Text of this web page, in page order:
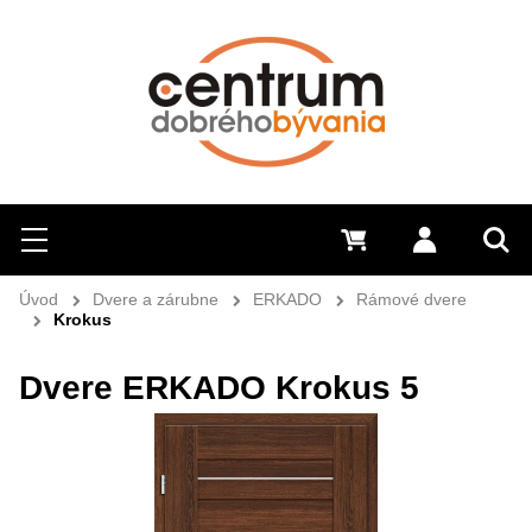
Hľadať
Menu Prihlásiť
0 €
Úvod Dvere a zárubne ERKADO
Rámové dvere
Krokus
Dvere ERKADO Krokus 5